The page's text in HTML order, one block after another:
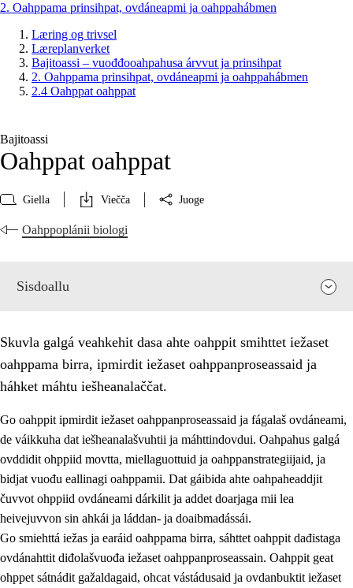
2. Oahppama prinsihpat, ovdáneapmi ja oahppahábmen
Læring og trivsel
Læreplanverket
Bajitoassi – vuođđooahpahusa árvvut ja prinsihpat
2. Oahppama prinsihpat, ovdáneapmi ja oahppahábmen
2.4 Oahppat oahppat
Bajitoassi
Oahppat oahppat
Giella Viečča Juoge
Oahppoplánii biologi
Sisdoallu
Oahppama prinsihpat, ovdáneapmi ja oahppahábmen
2.1 Sosiála oahppan ja ovdáneapmi
Skuvla galgá veahkehit dasa ahte oahppit smihttet iežaset
oahppama birra, ipmirdit iežaset oahppanproseassaid ja
háhket máhtu iešheanalaččat.
Go oahppit ipmirdit iežaset oahppanproseassaid ja fágalaš ovdáneami,
de váikkuha dat iešheanalašvuhtii ja máhttindovdui. Oahpahus galgá
ovddidit ohppiid movtta, miellaguottuid ja oahppanstrategiijaid, ja
bidjat vuođu eallinagi oahppamii. Dat gáibida ahte oahpaheaddjit
čuvvot ohppiid ovdáneami dárkilit ja addet doarjaga mii lea
heivejuvvon sin ahkái ja láddan- ja doaibmadássái.
Go smiehttá iežas ja earáid oahppama birra, sáhttet oahppit dađistaga
ovdánahttit diđolašvuođa iežaset oahppanproseassain. Oahppit geat
ohppet sátnádit gažaldagaid, ohcat vástádusaid ja ovdanbuktit iežaset